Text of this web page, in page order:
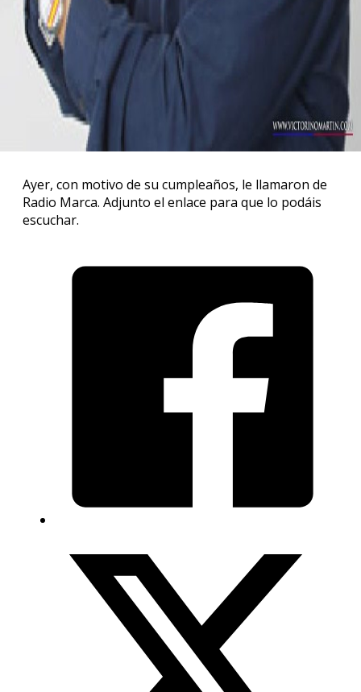
Ayer, con motivo de su cumpleaños, le llamaron de
Radio Marca. Adjunto el enlace para que lo podáis
escuchar.